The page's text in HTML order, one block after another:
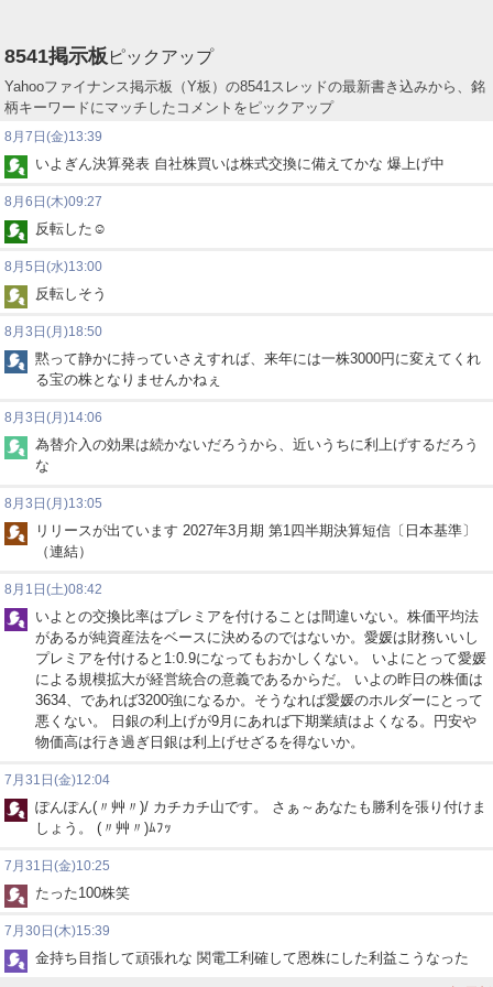
8541掲示板 ピックアップ
Yahooファイナンス掲示板（Y板）の8541スレッドの最新書き込みから、銘
柄キーワードにマッチしたコメントをピックアップ
8月7日(金)13:39
いよぎん決算発表 自社株買いは株式交換に備えてかな 爆上げ中
8月6日(木)09:27
反転した☺
8月5日(水)13:00
反転しそう
8月3日(月)18:50
黙って静かに持っていさえすれば、来年には一株3000円に変えてくれ
る宝の株となりませんかねぇ
8月3日(月)14:06
為替介入の効果は続かないだろうから、近いうちに利上げするだろう
な
8月3日(月)13:05
リリースが出ています 2027年3月期 第1四半期決算短信〔日本基準〕
（連結）
8月1日(土)08:42
いよとの交換比率はプレミアを付けることは間違いない。株価平均法
があるが純資産法をベースに決めるのではないか。愛媛は財務いいし
プレミアを付けると1:0.9になってもおかしくない。 いよにとって愛媛
による規模拡大が経営統合の意義であるからだ。 いよの昨日の株価は
3634、であれば3200強になるか。そうなれば愛媛のホルダーにとって
悪くない。 日銀の利上げが9月にあれば下期業績はよくなる。円安や
物価高は行き過ぎ日銀は利上げせざるを得ないか。
7月31日(金)12:04
ぽんぽん(〃艸〃)/ カチカチ山です。 さぁ～あなたも勝利を張り付けま
しょう。 (〃艸〃)ﾑﾌｯ
7月31日(金)10:25
たった100株笑
7月30日(木)15:39
金持ち目指して頑張れな 関電工利確して恩株にした利益こうなった